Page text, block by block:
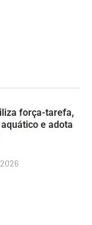
força-tarefa,
e adota